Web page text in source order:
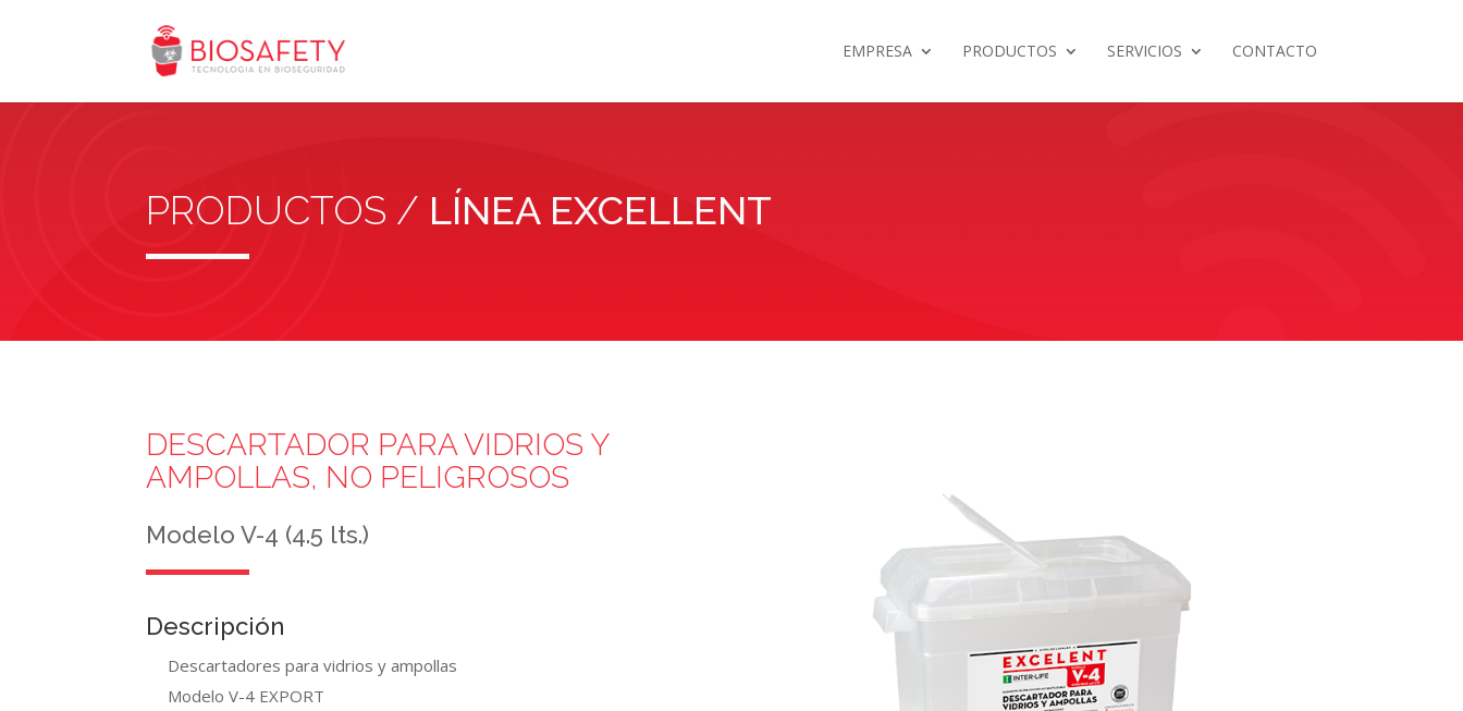
EMPRESA PRODUCTOS SERVICIOS CONTACTO
PRODUCTOS / LÍNEA EXCELLENT
DESCARTADOR PARA VIDRIOS Y
AMPOLLAS, NO PELIGROSOS
Modelo V-4 (4.5 lts.)
Descripción
Descartadores para vidrios y ampollas
Modelo V-4 EXPORT